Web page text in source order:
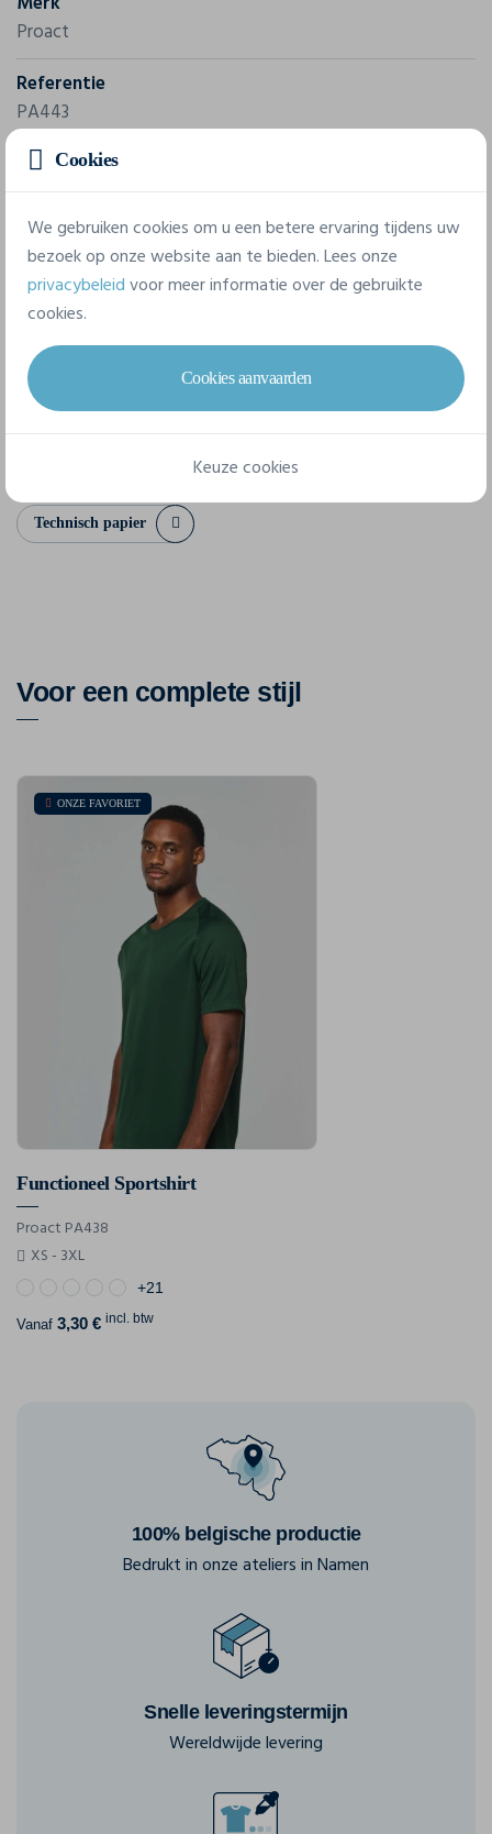
Proact
Referentie
PA443
Gram/m²
140 g/m²
Samenstelling
100% Polyester
6 beschikbare maten
XS S M L XL XXL
Technisch papier
Voor een complete stijl
ONZE FAVORIET
Functioneel Sportshirt
Proact PA438
XS - 3XL
+21
Vanaf 3,30 € incl. btw
100% belgische productie
Bedrukt in onze ateliers in Namen
Snelle leveringstermijn
Wereldwijde levering
Cookies
We gebruiken cookies om u een betere ervaring tijdens uw
bezoek op onze website aan te bieden. Lees onze
privacybeleidvoor meer informatie over de gebruikte
cookies.
Cookies aanvaarden
Keuze cookies